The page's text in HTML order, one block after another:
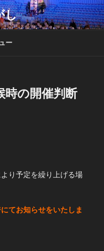
し
ー
時の開催判断
り予定を繰り上げる場
てお知らせをいたしま